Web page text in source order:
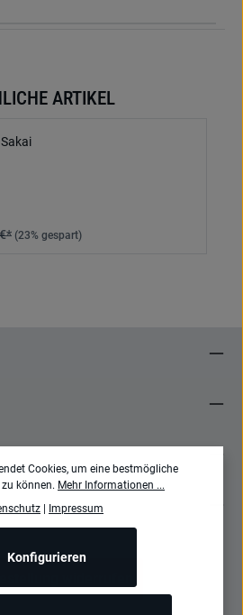
ARTIKEL
(23% gespart)
Cookies, um eine bestmögliche
können. Mehr Informationen ...
Impressum
Konfigurieren